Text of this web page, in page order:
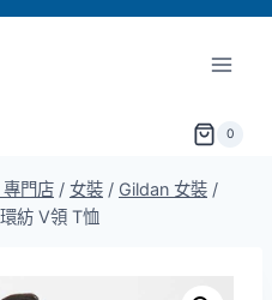
0
門店 / 女裝 / Gildan 女裝 /
紡 V領 T恤